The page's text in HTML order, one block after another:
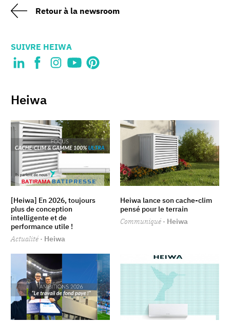
Retour à la newsroom
SUIVRE HEIWA
Heiwa
[Heiwa] En 2026, toujours
plus de conception
intelligente et de
performance utile !
Actualité · Heiwa
Heiwa lance son cache-clim
pensé pour le terrain
Communiqué · Heiwa